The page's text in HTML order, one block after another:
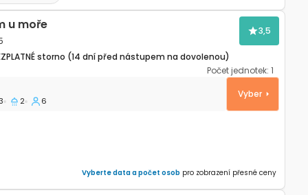
u moře 3,5
storno (14 dní před nástupem na dovolenou)
Počet jednotek: 1
Rat, Dugi otok K-875
2 6
Vyber
Vyberte data a počet osob pro zobrazení přesné ceny